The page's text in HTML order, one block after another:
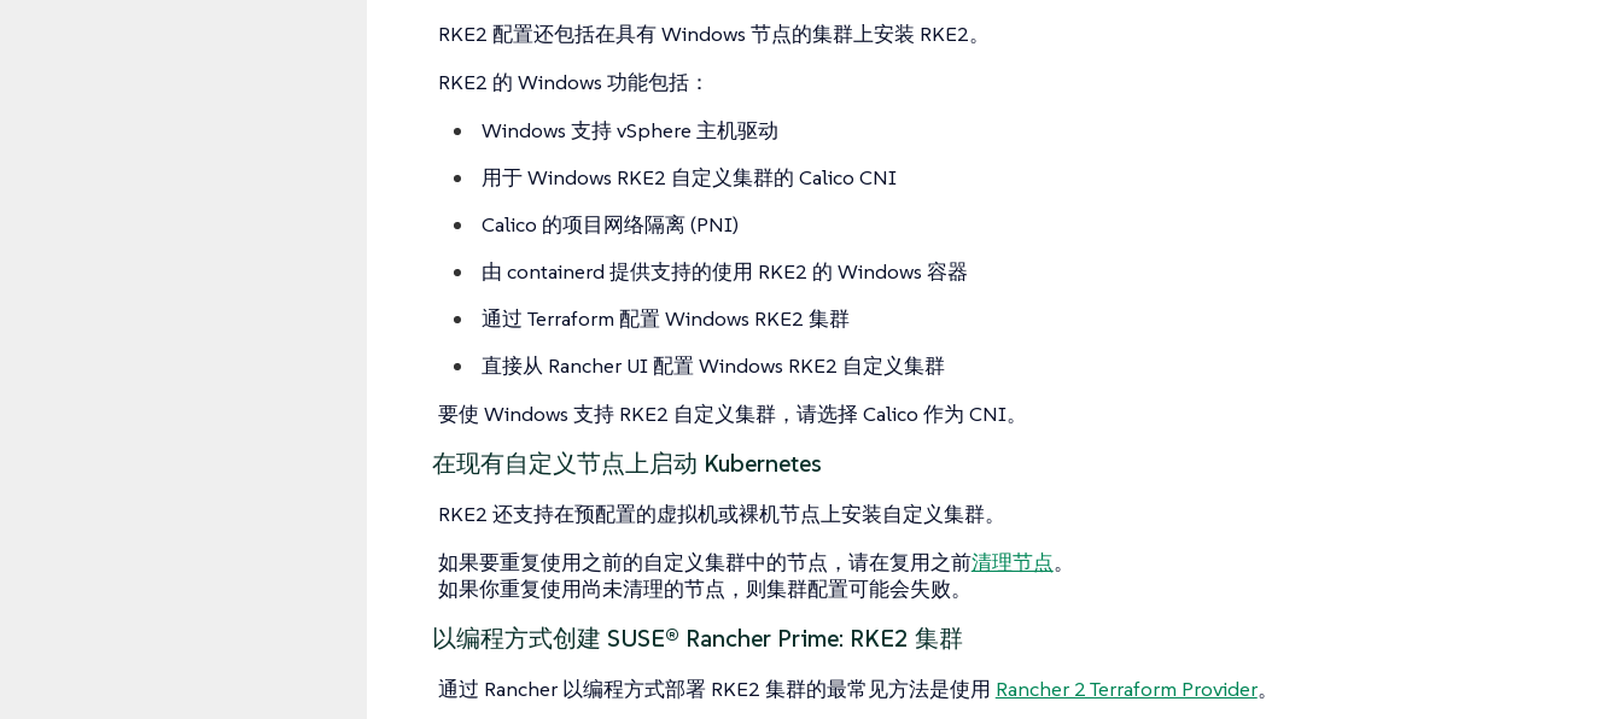
RKE2 配置还包括在具有 Windows 节点的集群上安装 RKE2。
RKE2 的 Windows 功能包括：
Windows 支持 vSphere 主机驱动
用于 Windows RKE2 自定义集群的 Calico CNI
Calico 的项目网络隔离 (PNI)
由 containerd 提供支持的使用 RKE2 的 Windows 容器
通过 Terraform 配置 Windows RKE2 集群
直接从 Rancher UI 配置 Windows RKE2 自定义集群
要使 Windows 支持 RKE2 自定义集群，请选择 Calico 作为 CNI。
在现有自定义节点上启动 Kubernetes
RKE2 还支持在预配置的虚拟机或裸机节点上安装自定义集群。
如果要重复使用之前的自定义集群中的节点，请在复用之前清理节点。
如果你重复使用尚未清理的节点，则集群配置可能会失败。
以编程方式创建 SUSE® Rancher Prime: RKE2 集群
通过 Rancher 以编程方式部署 RKE2 集群的最常见方法是使用 Rancher 2 Terraform Provider。